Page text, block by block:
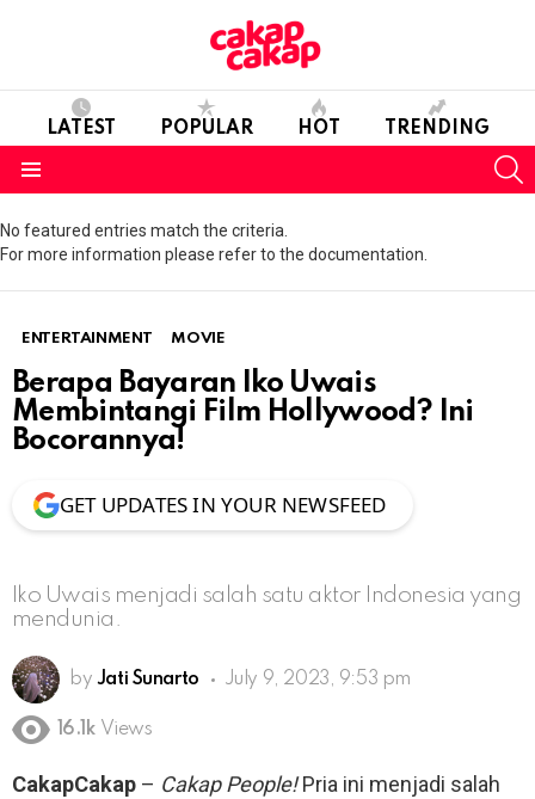
LATEST POPULAR HOT TRENDING
No featured entries match the criteria.
For more information please refer to the documentation.
ENTERTAINMENT MOVIE
Berapa Bayaran Iko Uwais
Membintangi Film Hollywood? Ini
Bocorannya!
GET UPDATES IN YOUR NEWSFEED
Iko Uwais menjadi salah satu aktor Indonesia yang
mendunia.
by Jati Sunarto July 9, 2023, 9:53 pm
16.1k Views
CakapCakap – Cakap People!Pria ini menjadi salah